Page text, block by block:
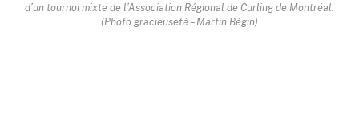
d’un tournoi mixte de l’Association Régional de Curling de Montréal.
(Photo gracieuseté – Martin Bégin)